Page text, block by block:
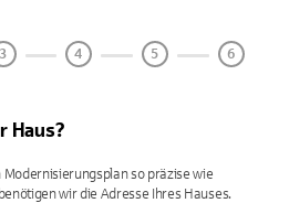
3 4 5 6
Haus?
so präzise wie
wir die Adresse Ihres Hauses.